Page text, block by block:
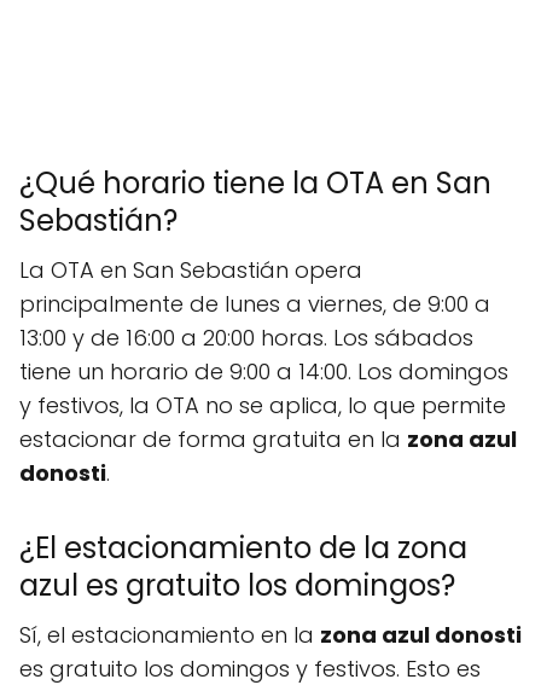
¿Qué horario tiene la OTA en San
Sebastián?
La OTA en San Sebastián opera
principalmente de lunes a viernes, de 9:00 a
13:00 y de 16:00 a 20:00 horas. Los sábados
tiene un horario de 9:00 a 14:00. Los domingos
y festivos, la OTA no se aplica, lo que permite
estacionar de forma gratuita en la zona azul
donosti.
¿El estacionamiento de la zona
azul es gratuito los domingos?
Sí, el estacionamiento en la zona azul donosti
es gratuito los domingos y festivos. Esto es